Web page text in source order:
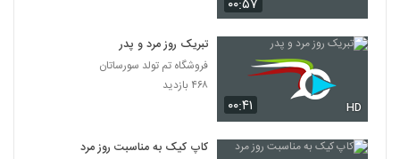
۰۰:۵۷
۰۰:۴۱ HD
تبریک روز مرد و پدر
فروشگاه تم تولد سورساتان
۴۶۸ بازدید
کاپ کیک به مناسبت روز مرد